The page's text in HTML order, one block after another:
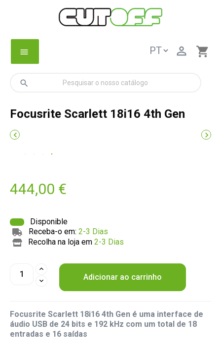
menu shopping_cart

search
Focusrite Scarlett 18i16 4th Gen
 
444,00 €
Disponible
Receba-o em:2-3 Dias
Recolha na loja em2-3 Dias
Adicionar ao carrinho
Focusrite Scarlett 18i16 4th Gen é uma interface de
áudio USB de 24 bits e 192 kHz com um total de 18
entradas e 16 saídas